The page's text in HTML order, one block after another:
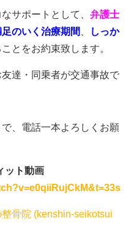
サポートとして、 弁護士
のいく治療期間
しっか
とをお約束致します。
達・同乗者が交通事故で
で、電話一本よろしくお願
ット動画
骨院 (kenshin-seikotsui